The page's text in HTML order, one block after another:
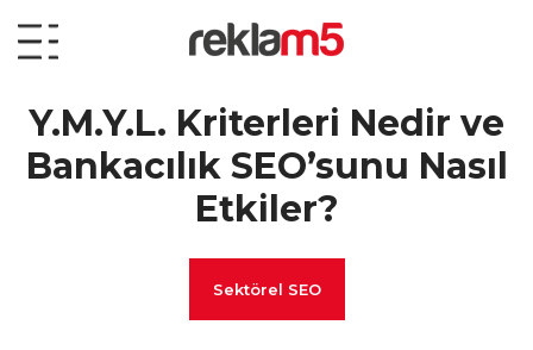
Y.M.Y.L. Kriterleri Nedir ve
Bankacılık SEO’sunu Nasıl
Etkiler?
Sektörel SEO